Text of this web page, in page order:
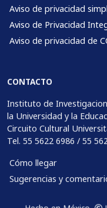
Aviso de privacidad
Aviso de Privacidad
Aviso de privacidad de
CONTACTO
Instituto de
la Universidad y la
Circuito Cultural
Tel. 55 5622 6986 / 55
Cómo llegar
Sugerencias y